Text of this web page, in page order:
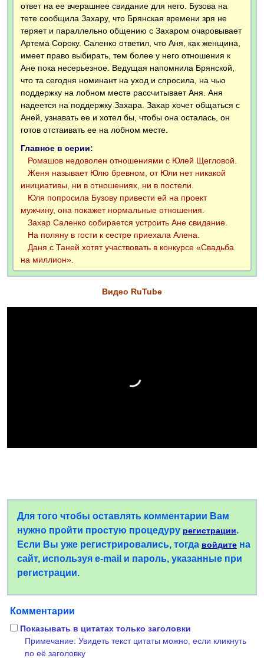
ответ на ее вчерашнее свидание для него. Бузова на
тете сообщила Захару, что Брянская времени зря не
теряет и параллельно общению с Захаром очаровывает
Артема Сороку. Саленко ответил, что Аня, как женщина,
имеет право выбирать, тем более у него отношения к
Ане пока несерьезное. Ведущая напомнила Брянской,
что та сегодня номинант на уход и спросила, на чью
поддержку на лобном месте рассчитывает Аня. Аня
надеется на поддержку Захара. Захар хочет общаться с
Аней, узнавать ее и хотел бы, чтобы она осталась, он
готов отстаивать ее на лобном месте.
Главное в серии:
Ромашов недоволен отношениями с Юлей Щегловой.
Женя называет Юлю бревном, от Юли нет никакой
инициативы, ни в отношениях, ни в постели.
Юля попросила Бузову привести ей на проект
мужчину, она покажет нормальные отношения.
Захар Саленко собирается устроить Ане свидание.
На поляну в гости к сестре приехала Алена.
Даня с Таней хотят участвовать в конкурсе «Свадьба
на миллион».
Видео RuTube
Для того чтобы оставлять комментарии Вам
нужно пройти простую процедуру регистрации.
Если Вы уже регистрировались, тогда войдите на
сайт, используя e-mail и пароль, указанные при
регистрации.
Комментарии
Показывать в цитатах только заголовки
Примечание: Увидеть текст цитаты можно, если кликнуть
по её заголовку